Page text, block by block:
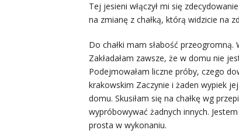
Tej jesieni włączył mi się
na zmianę z chałką, którą widzicie na
Do chałki mam słabość
Zakładałam zawsze, że w domu nie
Podejmowałam liczne próby, czego
krakowskim Zaczynie i żaden wypiek
domu. Skusiłam się na chałkę wg
wypróbowywać żadnych innych.
prosta w wykonaniu.